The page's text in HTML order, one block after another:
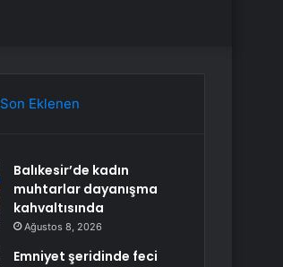
Son Eklenen
Balıkesir’de kadın
muhtarlar dayanışma
kahvaltısında
Ağustos 8, 2026
Emniyet şeridinde feci